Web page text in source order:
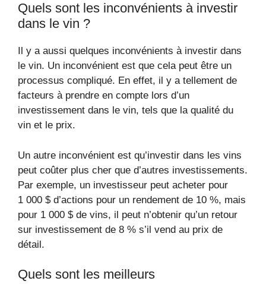
Quels sont les inconvénients à investir
dans le vin ?
Il y a aussi quelques inconvénients à investir dans
le vin. Un inconvénient est que cela peut être un
processus compliqué. En effet, il y a tellement de
facteurs à prendre en compte lors d’un
investissement dans le vin, tels que la qualité du
vin et le prix.
Un autre inconvénient est qu’investir dans les vins
peut coûter plus cher que d’autres investissements.
Par exemple, un investisseur peut acheter pour
1 000 $ d’actions pour un rendement de 10 %, mais
pour 1 000 $ de vins, il peut n’obtenir qu’un retour
sur investissement de 8 % s’il vend au prix de
détail.
Quels sont les meilleurs